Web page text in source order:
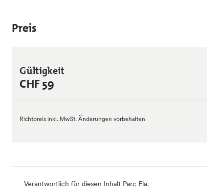
Preis
Gültigkeit
CHF 59
Richtpreis inkl. MwSt. Änderungen vorbehalten
Verantwortlich für diesen Inhalt Parc Ela.